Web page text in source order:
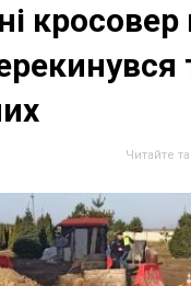
кросовер
Читайте